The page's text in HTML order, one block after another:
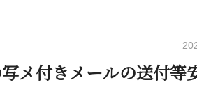
メ付きメールの送付等